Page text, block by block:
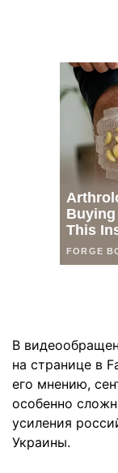
В
на странице в
его мнению,
особенно
усиления
Украины.